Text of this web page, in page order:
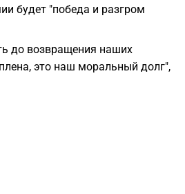
будет "победа и разгром
до возвращения наших
это наш моральный долг",